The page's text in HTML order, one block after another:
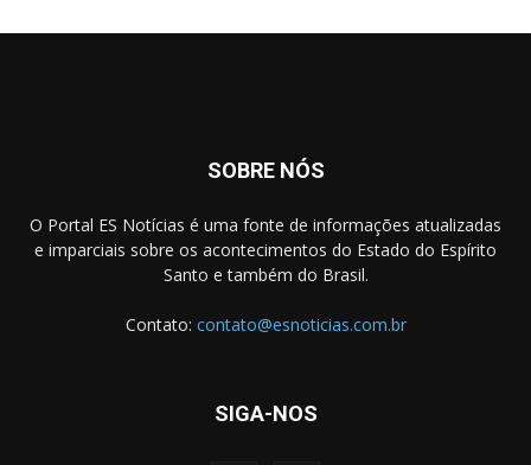
SOBRE NÓS
O Portal ES Notícias é uma fonte de informações atualizadas
e imparciais sobre os acontecimentos do Estado do Espírito
Santo e também do Brasil.
Contato: contato@esnoticias.com.br
SIGA-NOS